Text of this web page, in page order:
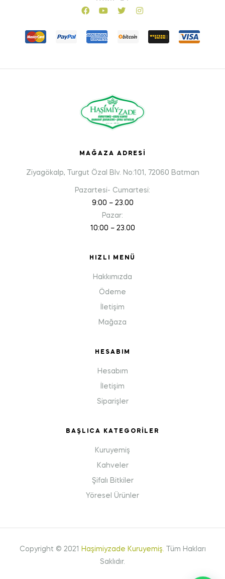
MAĞAZA ADRESI
Ziyagökalp, Turgut Özal Blv. No:101, 72060 Batman
Pazartesi- Cumartesi:
9:00 – 23.00
Pazar:
10:00 – 23.00
HIZLI MENÜ
Hakkımızda
Ödeme
İletişim
Mağaza
HESABIM
Hesabım
İletişim
Siparişler
BAŞLICA KATEGORILER
Kuruyemiş
Kahveler
Şifalı Bitkiler
Yöresel Ürünler
Copyright © 2021 Haşimiyzade Kuruyemiş. Tüm Hakları
Saklıdır.